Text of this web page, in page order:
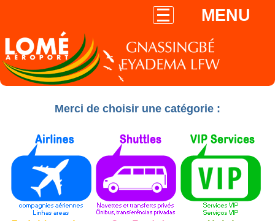
MENU
Merci de choisir une catégorie :